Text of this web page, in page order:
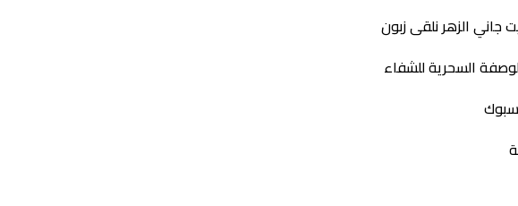
الزهر نلقى زبون
السحرية للشفاء